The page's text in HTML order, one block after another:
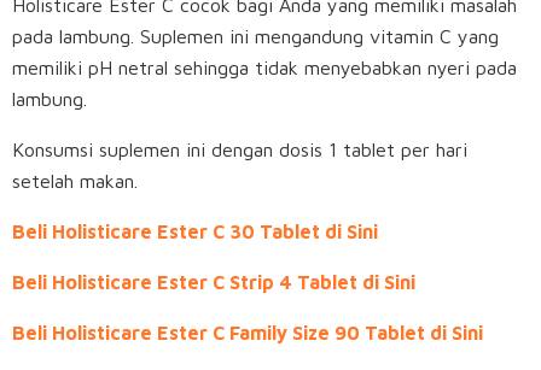
Holisticare Ester C cocok bagi Anda yang memiliki masalah
pada lambung. Suplemen ini mengandung vitamin C yang
memiliki pH netral sehingga tidak menyebabkan nyeri pada
lambung.
Konsumsi suplemen ini dengan dosis 1 tablet per hari
setelah makan.
Beli Holisticare Ester C 30 Tablet di Sini
Beli Holisticare Ester C Strip 4 Tablet di Sini
Beli Holisticare Ester C Family Size 90 Tablet di Sini